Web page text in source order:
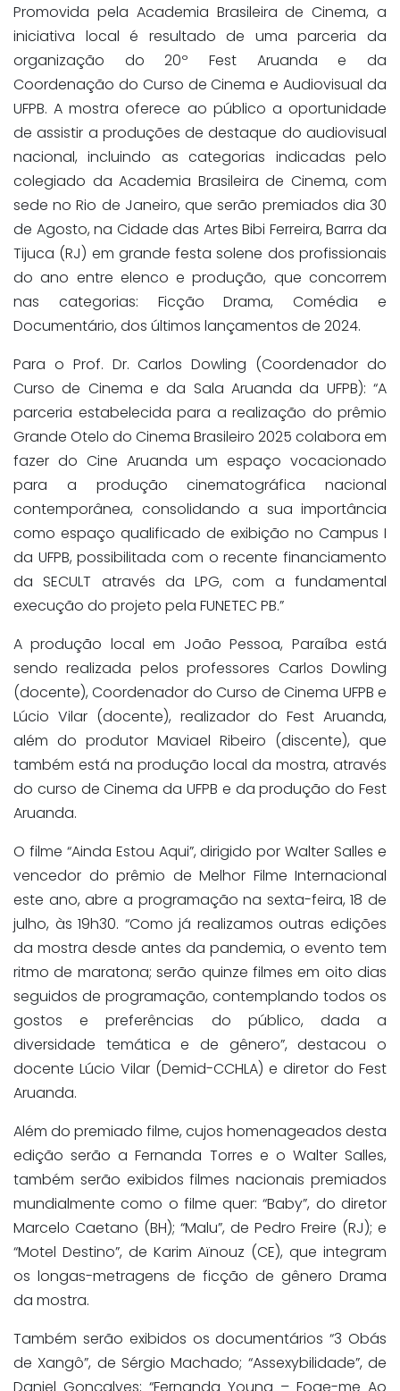
Promovida pela Academia Brasileira de Cinema, a
iniciativa local é resultado de uma parceria da
organização do 20º Fest Aruanda e da
Coordenação do Curso de Cinema e Audiovisual da
UFPB. A mostra oferece ao público a oportunidade
de assistir a produções de destaque do audiovisual
nacional, incluindo as categorias indicadas pelo
colegiado da Academia Brasileira de Cinema, com
sede no Rio de Janeiro, que serão premiados dia 30
de Agosto, na Cidade das Artes Bibi Ferreira, Barra da
Tijuca (RJ) em grande festa solene dos profissionais
do ano entre elenco e produção, que concorrem
nas categorias: Ficção Drama, Comédia e
Documentário, dos últimos lançamentos de 2024.
Para o Prof. Dr. Carlos Dowling (Coordenador do
Curso de Cinema e da Sala Aruanda da UFPB): “A
parceria estabelecida para a realização do prêmio
Grande Otelo do Cinema Brasileiro 2025 colabora em
fazer do Cine Aruanda um espaço vocacionado
para a produção cinematográfica nacional
contemporânea, consolidando a sua importância
como espaço qualificado de exibição no Campus I
da UFPB, possibilitada com o recente financiamento
da SECULT através da LPG, com a fundamental
execução do projeto pela FUNETEC PB.”
A produção local em João Pessoa, Paraíba está
sendo realizada pelos professores Carlos Dowling
(docente), Coordenador do Curso de Cinema UFPB e
Lúcio Vilar (docente), realizador do Fest Aruanda,
além do produtor Maviael Ribeiro (discente), que
também está na produção local da mostra, através
do curso de Cinema da UFPB e da produção do Fest
Aruanda.
O filme “Ainda Estou Aqui”, dirigido por Walter Salles e
vencedor do prêmio de Melhor Filme Internacional
este ano, abre a programação na sexta-feira, 18 de
julho, às 19h30. “Como já realizamos outras edições
da mostra desde antes da pandemia, o evento tem
ritmo de maratona; serão quinze filmes em oito dias
seguidos de programação, contemplando todos os
gostos e preferências do público, dada a
diversidade temática e de gênero”, destacou o
docente Lúcio Vilar (Demid-CCHLA) e diretor do Fest
Aruanda.
Além do premiado filme, cujos homenageados desta
edição serão a Fernanda Torres e o Walter Salles,
também serão exibidos filmes nacionais premiados
mundialmente como o filme quer: “Baby”, do diretor
Marcelo Caetano (BH); “Malu”, de Pedro Freire (RJ); e
“Motel Destino”, de Karim Aïnouz (CE), que integram
os longas-metragens de ficção de gênero Drama
da mostra.
Também serão exibidos os documentários “3 Obás
de Xangô”, de Sérgio Machado; “Assexybilidade”, de
Daniel Gonçalves; “Fernanda Young – Foge-me Ao